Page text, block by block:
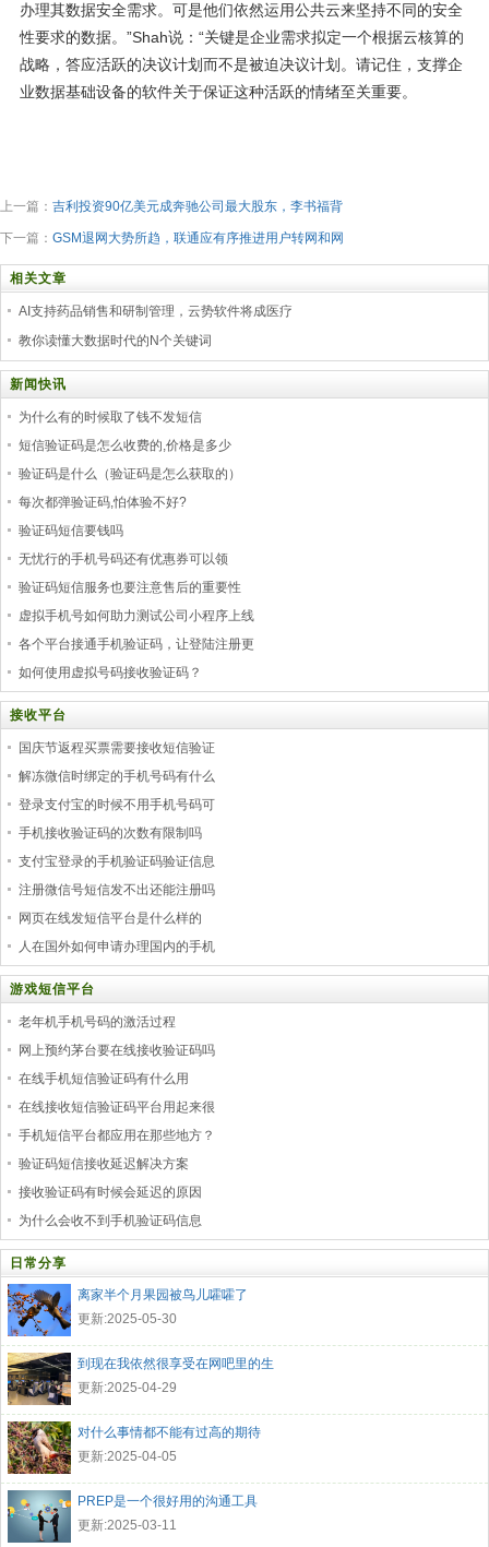
办理其数据安全需求。可是他们依然运用公共云来坚持不同的安全
性要求的数据。”Shah说：“关键是企业需求拟定一个根据云核算的
战略，答应活跃的决议计划而不是被迫决议计划。请记住，支撑企
业数据基础设备的软件关于保证这种活跃的情绪至关重要。
上一篇： 吉利投资90亿美元成奔驰公司最大股东，李书福背
下一篇： GSM退网大势所趋，联通应有序推进用户转网和网
相关文章
AI支持药品销售和研制管理，云势软件将成医疗
教你读懂大数据时代的N个关键词
新闻快讯
为什么有的时候取了钱不发短信
短信验证码是怎么收费的,价格是多少
验证码是什么（验证码是怎么获取的）
每次都弹验证码,怕体验不好?
验证码短信要钱吗
无忧行的手机号码还有优惠券可以领
验证码短信服务也要注意售后的重要性
虚拟手机号如何助力测试公司小程序上线
各个平台接通手机验证码，让登陆注册更
如何使用虚拟号码接收验证码？
接收平台
国庆节返程买票需要接收短信验证
解冻微信时绑定的手机号码有什么
登录支付宝的时候不用手机号码可
手机接收验证码的次数有限制吗
支付宝登录的手机验证码验证信息
注册微信号短信发不出还能注册吗
网页在线发短信平台是什么样的
人在国外如何申请办理国内的手机
游戏短信平台
老年机手机号码的激活过程
网上预约茅台要在线接收验证码吗
在线手机短信验证码有什么用
在线接收短信验证码平台用起来很
手机短信平台都应用在那些地方？
验证码短信接收延迟解决方案
接收验证码有时候会延迟的原因
为什么会收不到手机验证码信息
日常分享
离家半个月果园被鸟儿嚯嚯了
更新:2025-05-30
到现在我依然很享受在网吧里的生
更新:2025-04-29
对什么事情都不能有过高的期待
更新:2025-04-05
PREP是一个很好用的沟通工具
更新:2025-03-11